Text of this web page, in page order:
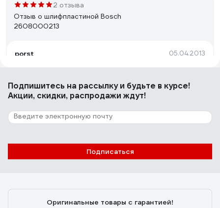
2 отзыва
Отзыв о шлифпластиной Bosch
2608000213
porst 05.04.2013
Отличный,выносливый инструмент.Очень удобные
15 отзывов
Отзыв о сверле Makita D-30318
Сергей 14.08.2025
отцентровано, сверлил ж/б плиту, всё идёт как по
Подпишитесь на рассылкуи будьте в курсе!
Акции, скидки, распродажи ждут!
Подписаться
Оригинальные товары с гарантией!